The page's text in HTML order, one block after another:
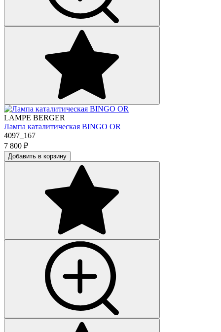
LAMPE BERGER
Лампа каталитическая BINGO OR
4097_167
7 800 ₽
Добавить в корзину